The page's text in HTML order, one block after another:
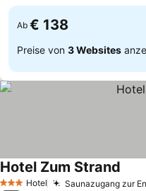
Ab € 138
Preise von 3 Websites
3 SterneHotel Saunazugang zur
Hotel Zum Strand